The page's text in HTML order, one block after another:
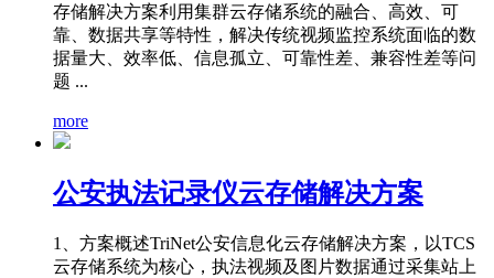
存储解决方案利用集群云存储系统的融合、高效、可
靠、数据共享等特性，解决传统视频监控系统面临的数
据量大、效率低、信息孤立、可靠性差、兼容性差等问
题 ...
more
公安执法记录仪云存储解决方案
1、方案概述TriNet公安信息化云存储解决方案，以TCS
云存储系统为核心，执法视频及图片数据通过采集站上